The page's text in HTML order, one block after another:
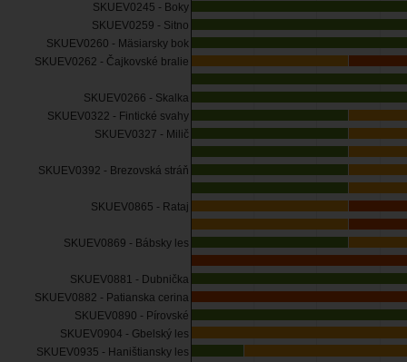
SKUEV0245 - Boky
SKUEV0259 - Sitno
SKUEV0260 - Mäsiarsky bok
SKUEV0262 - Čajkovské bralie
SKUEV0266 - Skalka
SKUEV0322 - Fintické svahy
SKUEV0327 - Milič
SKUEV0392 - Brezovská stráň
SKUEV0865 - Rataj
SKUEV0869 - Bábsky les
SKUEV0881 - Dubnička
SKUEV0882 - Patianska cerina
SKUEV0890 - Pírovské
SKUEV0904 - Gbelský les
SKUEV0935 - Haništiansky les